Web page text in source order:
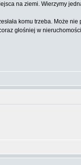
na ziemi. Wierzymy
komu trzeba. Może
głośniej w